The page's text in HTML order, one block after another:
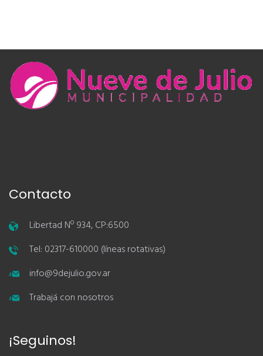
Contacto
Libertad Nº 934, CP:6500
Tel: 02317-610000 (líneas rotativas)
info@9dejulio.gov.ar
Trabajá con nosotros
¡Seguinos!